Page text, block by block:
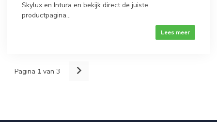
Skylux en Intura en bekijk direct de juiste
productpagina...
Lees meer
Pagina 1 van 3